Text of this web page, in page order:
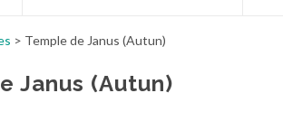
> Temple de Janus (Autun)
Janus (Autun)